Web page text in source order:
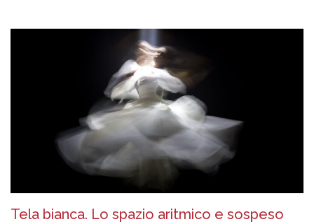
Tela bianca. Lo spazio aritmico e sospeso